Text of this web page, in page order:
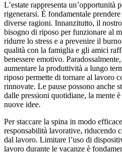
L’estate rappresenta un’opportunità
rigenerarsi. È fondamentale
diverse ragioni. Innanzitutto, il
bisogno di riposo per funzionare al
ridurre lo stress e a prevenire il
qualità con la famiglia e gli amici
benessere emotivo.
aumentare la produttività a lungo
riposo permette di tornare al lavoro
rinnovate. Le pause possono anche
dalle pressioni quotidiane, la mente
nuove idee.
Per staccare la spina in modo
responsabilità lavorative, riducendo
dal lavoro. Limitare l’uso di
lavoro durante le vacanze è